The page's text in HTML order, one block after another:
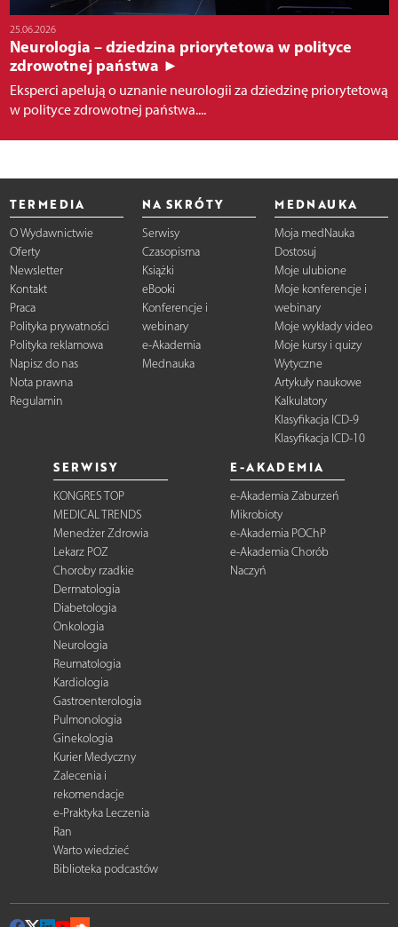
25.06.2026
Neurologia – dziedzina priorytetowa w polityce
zdrowotnej państwa ►
Eksperci apelują o uznanie neurologii za dziedzinę priorytetową
w polityce zdrowotnej państwa....
TERMEDIA
O Wydawnictwie
Oferty
Newsletter
Kontakt
Praca
Polityka prywatności
Polityka reklamowa
Napisz do nas
Nota prawna
Regulamin
NA SKRÓTY
Serwisy
Czasopisma
Książki
eBooki
Konferencje i
webinary
e-Akademia
Mednauka
MEDNAUKA
Moja medNauka
Dostosuj
Moje ulubione
Moje konferencje i
webinary
Moje wykłady video
Moje kursy i quizy
Wytyczne
Artykuły naukowe
Kalkulatory
Klasyfikacja ICD-9
Klasyfikacja ICD-10
SERWISY
KONGRES TOP
MEDICAL TRENDS
Menedżer Zdrowia
Lekarz POZ
Choroby rzadkie
Dermatologia
Diabetologia
Onkologia
Neurologia
Reumatologia
Kardiologia
Gastroenterologia
Pulmonologia
Ginekologia
Kurier Medyczny
Zalecenia i
rekomendacje
e-Praktyka Leczenia
Ran
Warto wiedzieć
Biblioteka podcastów
E-AKADEMIA
e-Akademia Zaburzeń
Mikrobioty
e-Akademia POChP
e-Akademia Chorób
Naczyń